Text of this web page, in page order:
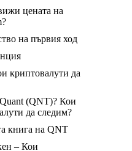
цената на
на първия ход
криптовалути да
(QNT)? Кои
да следим?
книга на QNT
– Кои